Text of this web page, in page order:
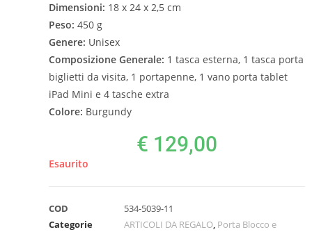
Dimensioni: 18 x 24 x 2,5 cm
Peso: 450 g
Genere: Unisex
Composizione Generale: 1 tasca esterna, 1 tasca porta
biglietti da visita, 1 portapenne, 1 vano porta tablet
iPad Mini e 4 tasche extra
Colore: Burgundy
€ 129,00
Esaurito
COD
534-5039-11
Categorie
ARTICOLI DA REGALO, Porta Blocco e